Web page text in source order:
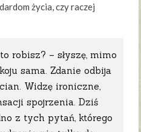
życia, czy raczej
robisz? – słyszę, mimo
sama. Zdanie odbija
Widzę ironiczne,
spojrzenia. Dziś
z tych pytań, którego